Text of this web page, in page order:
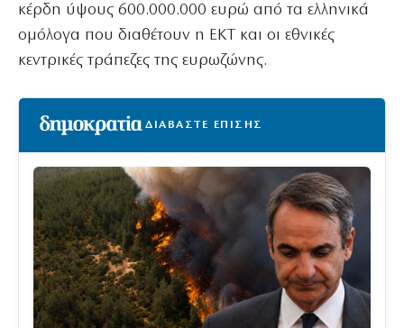
κέρδη ύψους 600.000.000 ευρώ από τα ελληνικά
ομόλογα που διαθέτουν η ΕΚΤ και οι εθνικές
κεντρικές τράπεζες της ευρωζώνης.
ΔΙΑΒΑΣΤΕ ΕΠΙΣΗΣ